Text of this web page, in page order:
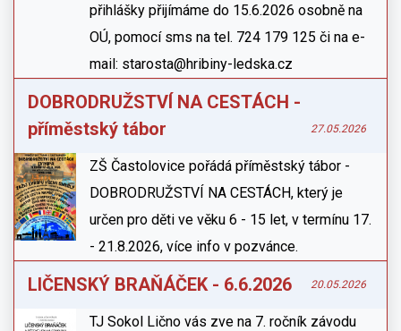
přihlášky přijímáme do 15.6.2026 osobně na
OÚ, pomocí sms na tel. 724 179 125 či na e-
mail: starosta@hribiny-ledska.cz
DOBRODRUŽSTVÍ NA CESTÁCH -
příměstský tábor
27.05.2026
ZŠ Častolovice pořádá příměstský tábor -
DOBRODRUŽSTVÍ NA CESTÁCH, který je
určen pro děti ve věku 6 - 15 let, v termínu 17.
- 21.8.2026, více info v pozvánce.
LIČENSKÝ BRAŇÁČEK - 6.6.2026 20.05.2026
TJ Sokol Lično vás zve na 7. ročník závodu